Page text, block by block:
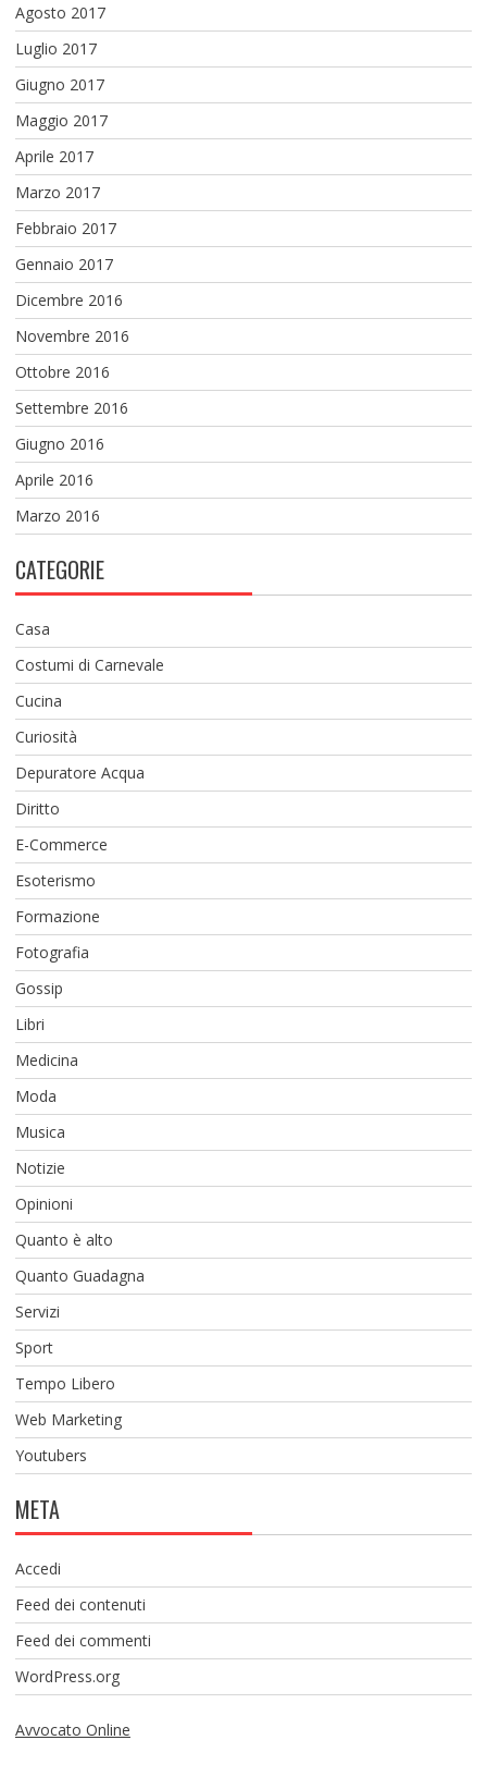
Agosto 2017
Luglio 2017
Giugno 2017
Maggio 2017
Aprile 2017
Marzo 2017
Febbraio 2017
Gennaio 2017
Dicembre 2016
Novembre 2016
Ottobre 2016
Settembre 2016
Giugno 2016
Aprile 2016
Marzo 2016
CATEGORIE
Casa
Costumi di Carnevale
Cucina
Curiosità
Depuratore Acqua
Diritto
E-Commerce
Esoterismo
Formazione
Fotografia
Gossip
Libri
Medicina
Moda
Musica
Notizie
Opinioni
Quanto è alto
Quanto Guadagna
Servizi
Sport
Tempo Libero
Web Marketing
Youtubers
META
Accedi
Feed dei contenuti
Feed dei commenti
WordPress.org
Avvocato Online